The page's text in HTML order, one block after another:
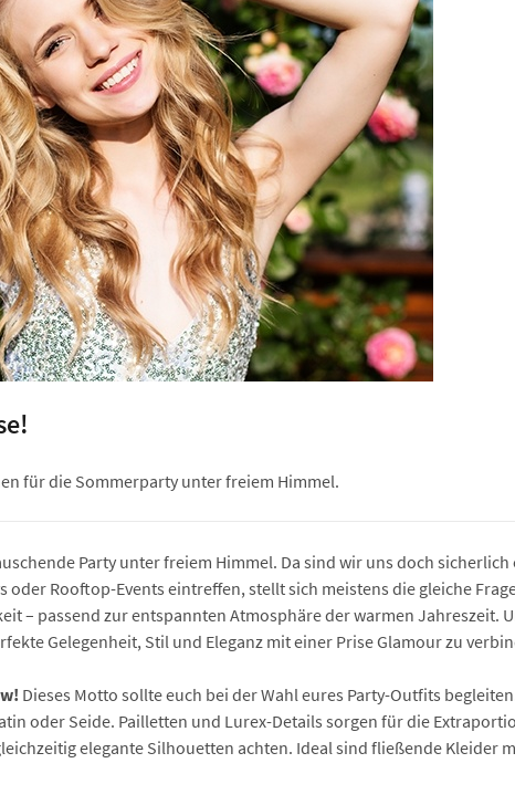
für die Sommerparty unter freiem Himmel.
Party unter freiem Himmel. Da sind wir uns doch
oder Rooftop-Events eintreffen, stellt sich meistens die gleiche
– passend zur entspannten Atmosphäre der warmen Jahreszeit.
Gelegenheit, Stil und Eleganz mit einer Prise Glamour zu
Dieses Motto sollte euch bei der Wahl eures Party-Outfits
oder Seide. Pailletten und Lurex-Details sorgen für die
elegante Silhouetten achten. Ideal sind fließende Kleider